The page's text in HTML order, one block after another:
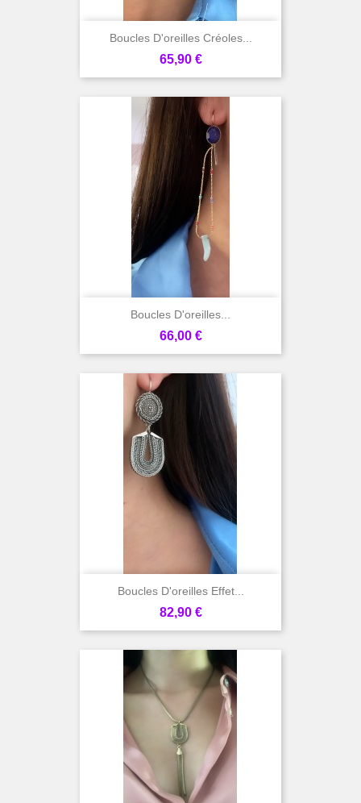
Boucles D'oreilles Créoles...
Prix
65,90 €
Boucles D'oreilles...
Prix
66,00 €
Boucles D'oreilles Effet...
Prix
82,90 €